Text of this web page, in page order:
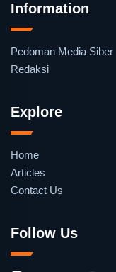
Information
Pedoman Media Siber
Redaksi
Explore
Home
Articles
Contact Us
Follow Us